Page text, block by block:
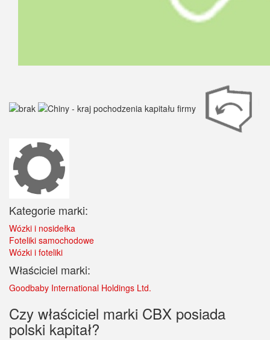
Kategorie marki:
Wózki i nosidełka
Foteliki samochodowe
Wózki i foteliki
Właściciel marki:
Goodbaby International Holdings Ltd.
Czy właściciel marki CBX posiada
polski kapitał?